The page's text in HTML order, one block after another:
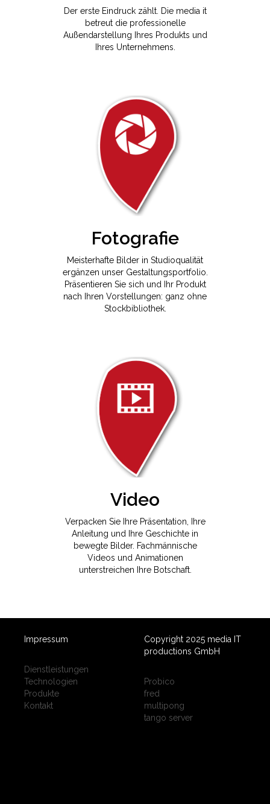
Der erste Eindruck zählt. Die media it
betreut die professionelle
Außendarstellung Ihres Produkts und
Ihres Unternehmens.
Fotografie
Meisterhafte Bilder in Studioqualität
ergänzen unser Gestaltungsportfolio.
Präsentieren Sie sich und Ihr Produkt
nach Ihren Vorstellungen: ganz ohne
Stockbibliothek.
Video
Verpacken Sie Ihre Präsentation, Ihre
Anleitung und Ihre Geschichte in
bewegte Bilder. Fachmännische
Videos und Animationen
unterstreichen Ihre Botschaft.
Impressum
Dienstleistungen
Technologien
Produkte
Kontakt
Copyright 2025 media IT
productions GmbH
Probico
fred
multipong
tango server